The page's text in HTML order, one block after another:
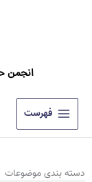
انجمن
فهرست
دسته بندی موضوعات
دسته